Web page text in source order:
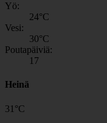
Yö:
24°C
Vesi:
30°C
Poutapäiviä:
17
Heinä
31 °C